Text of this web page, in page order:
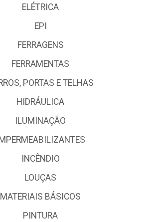
ELÉTRICA
EPI
FERRAGENS
FERRAMENTAS
PORTAS E TELHAS
HIDRÁULICA
ILUMINAÇÃO
INCÊNDIO
LOUÇAS
MATERIAIS BÁSICOS
PINTURA